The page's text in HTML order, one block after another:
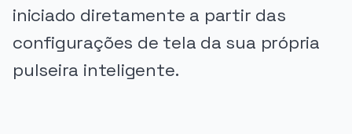
iniciado diretamente a partir das
configurações de tela da sua própria
pulseira inteligente.